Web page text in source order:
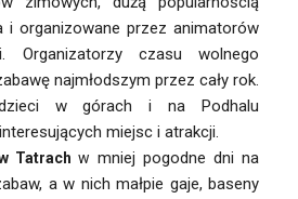
i organizowane przez animatorów
Organizatorzy czasu wolnego
najmłodszym przez cały rok.
w górach i na Podhalu
miejsc i atrakcji.
Tatrach w mniej pogodne dni na
a w nich małpie gaje, baseny